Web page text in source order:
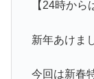
【24時から
新年あけま
今回は新春